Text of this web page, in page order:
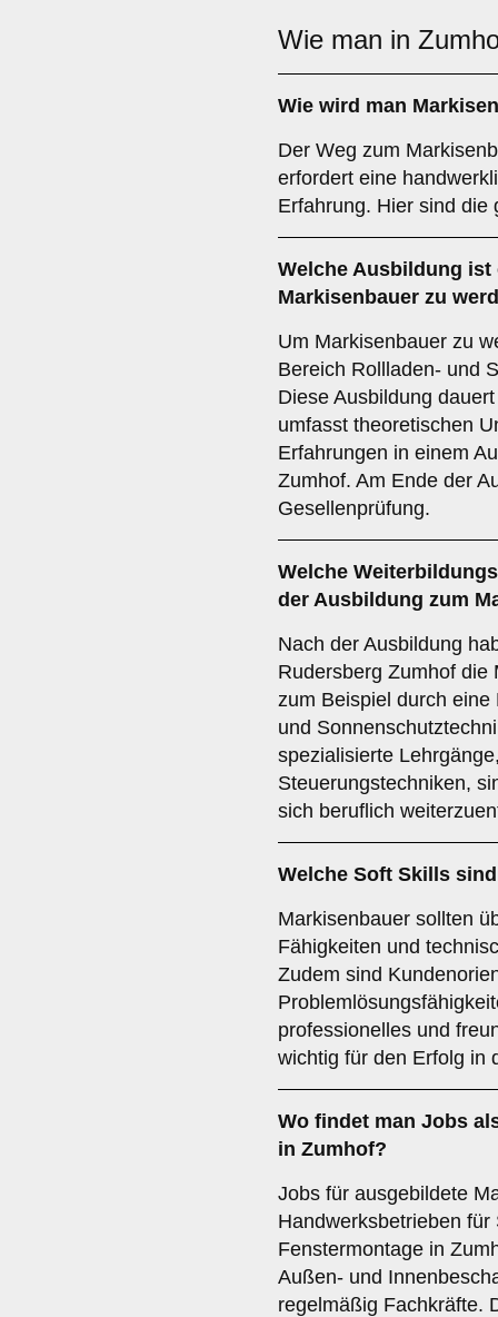
Wie man in
Wie wird man
Der Weg zum
erfordert eine
Erfahrung. Hier sind die
Welche Ausbildung ist
Markisenbauer zu
Um Markisenbauer zu
Bereich Rollladen- und
Diese Ausbildung
umfasst theoretischen
Erfahrungen in einem
Zumhof. Am Ende der
Gesellenprüfung.
Welche
der Ausbildung zum
Nach der Ausbildung
Rudersberg Zumhof die
zum Beispiel durch
und
spezialisierte
Steuerungstechniken,
sich beruflich
Welche Soft Skills
Markisenbauer sollten
Fähigkeiten und
Zudem sind
professionelles und
wichtig für den Erfolg in
Wo findet man Jobs
in Zumhof?
Jobs für ausgebildete
Handwerksbetrieben
Fenstermontage in
Außen- und
regelmäßig Fachkräfte.